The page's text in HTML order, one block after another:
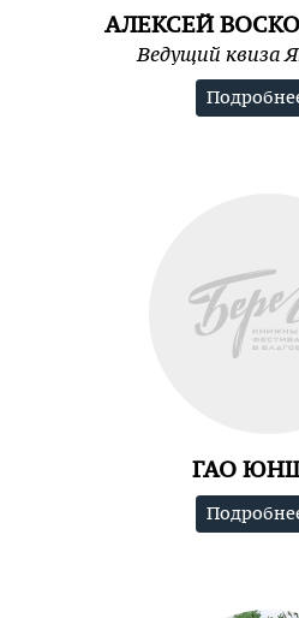
АЛЕКСЕЙ
Ведущий квиза
ГАО